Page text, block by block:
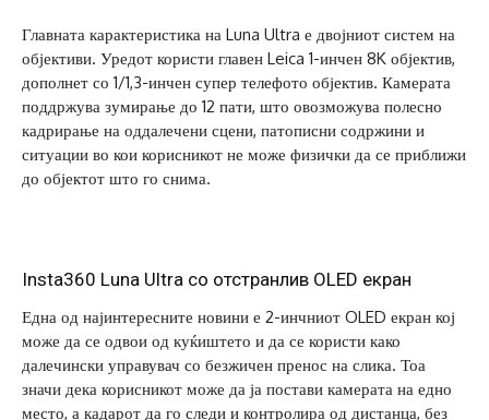
Главната карактеристика на Luna Ultra е двојниот систем на
објективи. Уредот користи главен Leica 1-инчен 8K објектив,
дополнет со 1/1,3-инчен супер телефото објектив. Камерата
поддржува зумирање до 12 пати, што овозможува полесно
кадрирање на оддалечени сцени, патописни содржини и
ситуации во кои корисникот не може физички да се приближи
до објектот што го снима.
Insta360 Luna Ultra со отстранлив OLED екран
Една од најинтересните новини е 2-инчниот OLED екран кој
може да се одвои од куќиштето и да се користи како
далечински управувач со безжичен пренос на слика. Тоа
значи дека корисникот може да ја постави камерата на едно
место, а кадарот да го следи и контролира од дистанца, без